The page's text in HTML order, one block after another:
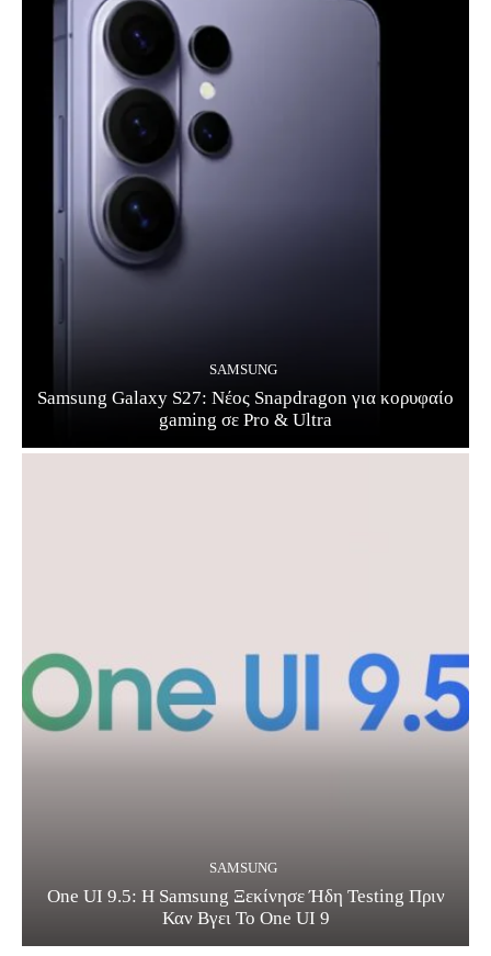
SAMSUNG
Samsung Galaxy S27: Νέος Snapdragon για κορυφαίο
gaming σε Pro & Ultra
SAMSUNG
One UI 9.5: Η Samsung Ξεκίνησε Ήδη Testing Πριν
Καν Βγει Το One UI 9